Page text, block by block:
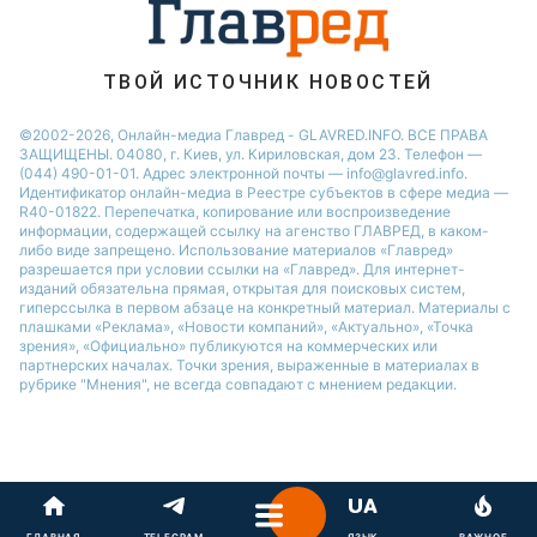
Новости Одессы
ТВОЙ ИСТОЧНИК НОВОСТЕЙ
©2002-2026, Онлайн-медиа Главред - GLAVRED.INFO. ВСЕ ПРАВА
ЗАЩИЩЕНЫ. 04080, г. Киев, ул. Кириловская, дом 23. Телефон —
(044) 490-01-01. Адрес электронной почты — info@glavred.info.
Идентификатор онлайн-медиа в Реестре cубъектов в сфере медиа —
R40-01822. Перепечатка, копирование или воспроизведение
информации, содержащей ссылку на агенство ГЛАВРЕД, в каком-
либо виде запрещено. Использование материалов «Главред»
разрешается при условии ссылки на «Главред». Для интернет-
изданий обязательна прямая, открытая для поисковых систем,
гиперссылка в первом абзаце на конкретный материал. Материалы с
плашками «Реклама», «Новости компаний», «Актуально», «Точка
зрения», «Официально» публикуются на коммерческих или
партнерских началах. Точки зрения, выраженные в материалах в
рубрике "Мнения", не всегда совпадают с мнением редакции.